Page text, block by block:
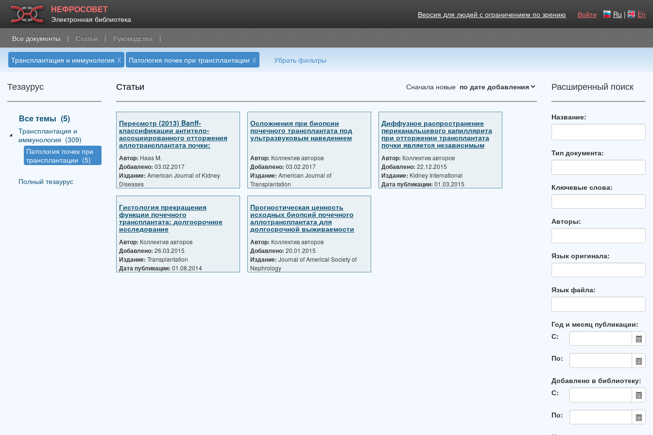
НЕФРОСОВЕТ
Электронная библиотека Версия для людей с ограничением по зрению Войти Ru | En
Все документы | Статьи | Руководства |
Трансплантация и иммунология x Патология почек при трансплантации x Убрать фильтры
Тезаурус
Все темы (5)
Трансплантация и
иммунология (309)
Патология почек при
трансплантации (5)
Полный тезаурус
Статьи Сначала новые
Пересмотр (2013) Banff-
классификации антитело-
ассоциированного отторжения
аллотрансплантата почки:
Автор: Haas M.
Добавлено: 03.02.2017
Издание: American Journal of Kidney
Diseases
Осложнения при биопсии
почечного трансплантата под
ультразвуковым наведением
Автор: Коллектив авторов
Добавлено: 03.02.2017
Издание: American Journal of
Transplantation
Диффузное распространение
периканальцевого капиллярита
при отторжении трансплантата
почки является независимым
Автор: Коллектив авторов
Добавлено: 22.12.2015
Издание: Kidney International
Дата публикации: 01.03.2015
Гистология прекращения
функции почечного
трансплантата: долгосрочное
исследование
Автор: Коллектив авторов
Добавлено: 26.03.2015
Издание: Transplantation
Дата публикации: 01.08.2014
Прогностическая ценность
исходных биопсий почечного
аллотрансплантата для
долгосрочной выживаемости
Автор: Коллектив авторов
Добавлено: 20.01.2015
Издание: Journal of Americal Society of
Nephrology
Расширенный поиск
Название:
Тип документа:
Ключевые слова:
Авторы:
Язык оригинала:
Язык файла:
Год и месяц публикации:
С:
По:
Добавлено в библиотеку:
С:
По: